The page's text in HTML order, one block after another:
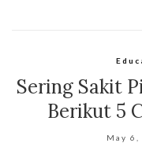
Sering Sakit
Berikut 5
May 6,